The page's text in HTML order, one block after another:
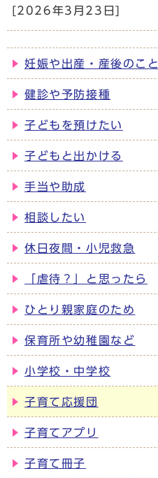
[2026年3月23日]
妊娠や出産・産後のこと
健診や予防接種
子どもを預けたい
子どもと出かける
手当や助成
相談したい
休日夜間・小児救急
「虐待？」と思ったら
ひとり親家庭のため
保育所や幼稚園など
小学校・中学校
子育て応援団
子育てアプリ
子育て冊子